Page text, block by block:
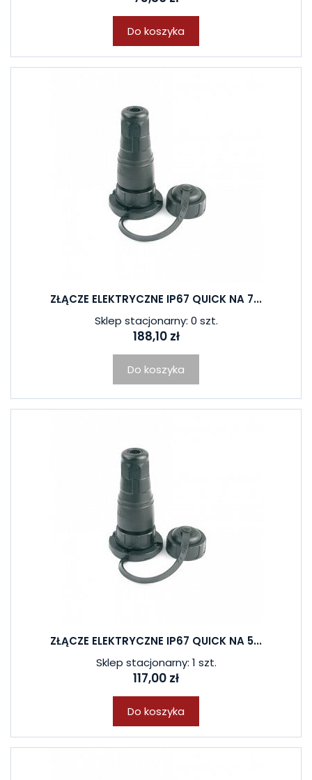
Do koszyka
ZŁĄCZE ELEKTRYCZNE IP67 QUICK NA 7...
Sklep stacjonarny: 0 szt.
188,10 zł
Do koszyka
ZŁĄCZE ELEKTRYCZNE IP67 QUICK NA 5...
Sklep stacjonarny: 1 szt.
117,00 zł
Do koszyka